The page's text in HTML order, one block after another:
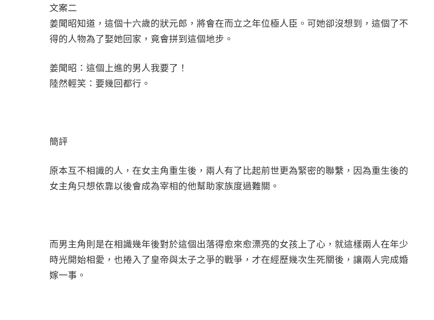
文案二
姜聞昭知道，這個十六歲的狀元郎，將會在而立之年位極人臣。可她卻沒想到，這個了不
得的人物為了娶她回家，竟會拼到這個地步。
姜聞昭：這個上進的男人我要了！
陸然輕笑：要幾回都行。
簡評
原本互不相識的人，在女主角重生後，兩人有了比起前世更為緊密的聯繫，因為重生後的
女主角只想依靠以後會成為宰相的他幫助家族度過難關。
而男主角則是在相識幾年後對於這個出落得愈來愈漂亮的女孩上了心，就這樣兩人在年少
時光開始相愛，也捲入了皇帝與太子之爭的戰爭，才在經歷幾次生死關後，讓兩人完成婚
嫁一事。